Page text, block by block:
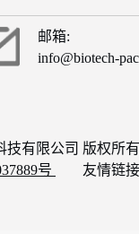
邮箱:
info@biotech-
技有限公司 版权所有
号 友情链